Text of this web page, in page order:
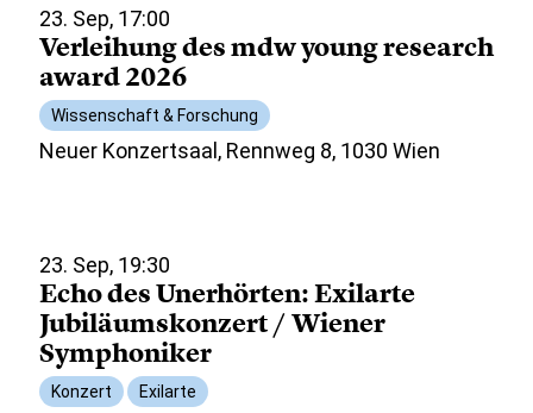
23. Sep, 17:00
Verleihung des mdw young research
award 2026
Wissenschaft & Forschung
Neuer Konzertsaal, Rennweg 8, 1030 Wien
23. Sep, 19:30
Echo des Unerhörten: Exilarte
Jubiläumskonzert / Wiener
Symphoniker
Konzert Exilarte